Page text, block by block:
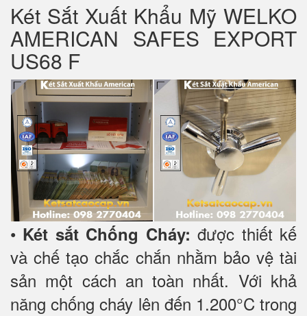
Két Sắt Xuất Khẩu Mỹ WELKO
AMERICAN SAFES EXPORT
US68 F
• Két sắt Chống Cháy: được thiết kế
và chế tạo chắc chắn nhằm bảo vệ tài
sản một cách an toàn nhất. Với khả
năng chống cháy lên đến 1.200°C trong